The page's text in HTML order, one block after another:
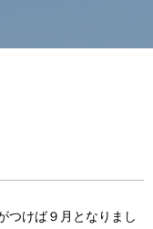
つけば９月となりまし